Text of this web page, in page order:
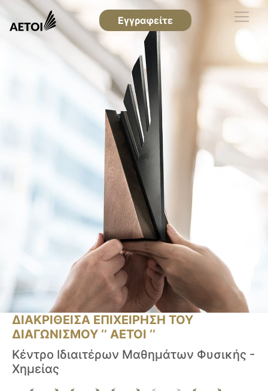
Εγγραφείτε
ΔΙΑΚΡΙΘΕΙΣΑ ΕΠΙΧΕΙΡΗΣΗ ΤΟΥ
ΔΙΑΓΩΝΙΣΜΟΥ ‘’ ΑΕΤΟΙ ‘’
Κέντρο Ιδιαιτέρων Μαθημάτων Φυσικής -
Χημείας